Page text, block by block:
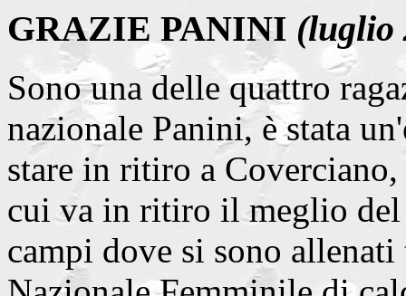
GRAZIE PANINI (luglio
Sono una delle quattro
nazionale Panini, è stata
stare in ritiro a
cui va in ritiro il meglio
campi dove si sono